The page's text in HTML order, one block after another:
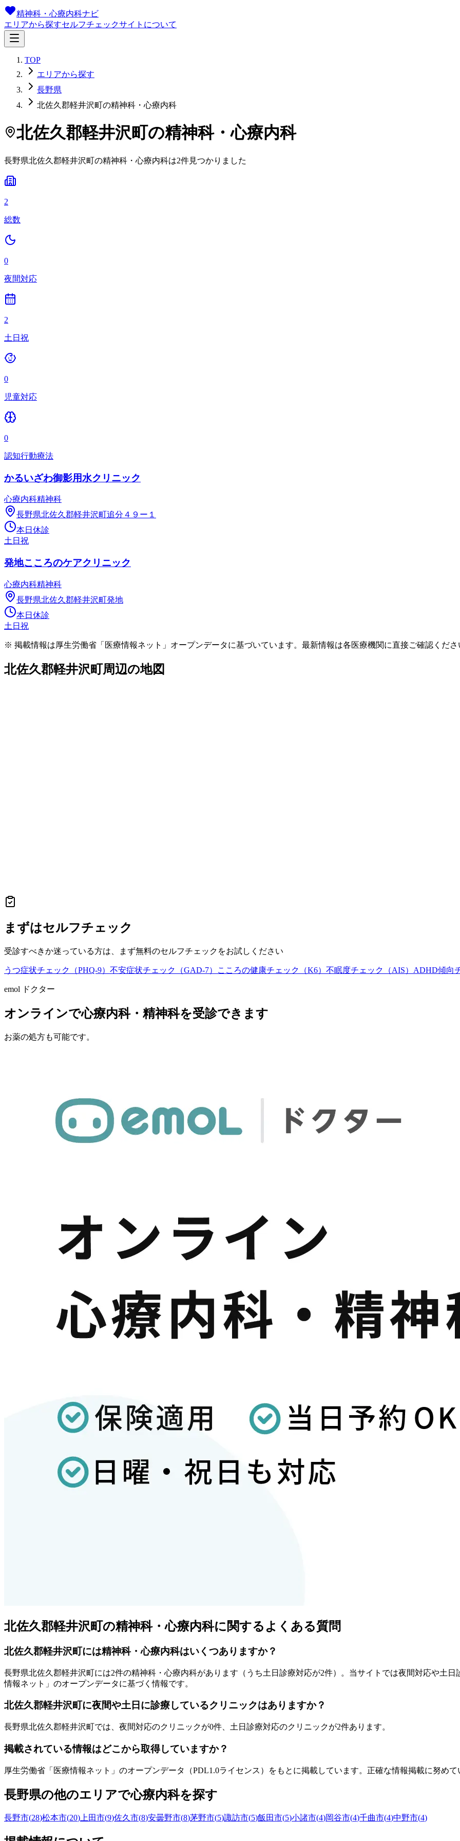
精神科・心療内科ナビ
エリアから探すセルフチェックサイトについて
TOP
エリアから探す
長野県
北佐久郡軽井沢町の精神科・心療内科
北佐久郡軽井沢町の精神科・心療内科
長野県北佐久郡軽井沢町の精神科・心療内科は2件見つかりました
2
総数
0
夜間対応
2
土日祝
0
児童対応
0
認知行動療法
かるいざわ御影用水クリニック
心療内科精神科
長野県北佐久郡軽井沢町追分４９ー１
本日休診
土日祝
発地こころのケアクリニック
心療内科精神科
長野県北佐久郡軽井沢町発地
本日休診
土日祝
※ 掲載情報は厚生労働省「医療情報ネット」オープンデータに基づいています。最新情報は各医療機関に直接ご確認くださ
北佐久郡軽井沢町周辺の地図
まずはセルフチェック
受診すべきか迷っている方は、まず無料のセルフチェックをお試しください
うつ症状チェック（PHQ-9） 不安症状チェック（GAD-7） こころの健康チェック（K6） 不眠度チェック（AIS） ADHD傾向
emol ドクター
オンラインで心療内科・精神科を受診できます
お薬の処方も可能です。
北佐久郡軽井沢町の精神科・心療内科に関するよくある質問
北佐久郡軽井沢町には精神科・心療内科はいくつありますか？
長野県北佐久郡軽井沢町には2件の精神科・心療内科があります （うち土日診療対応が2件）
。当サイトでは夜間対応や土
情報ネット」のオープンデータに基づく情報です。
北佐久郡軽井沢町に夜間や土日に診療しているクリニックはありますか？
長野県北佐久郡軽井沢町では、夜間対応のクリニックが0件、土日診療対応のクリニックが2件あります。
掲載されている情報はどこから取得していますか？
厚生労働省「医療情報ネット」のオープンデータ（PDL1.0ライセンス）をもとに掲載しています。正確な情報掲載に努め
長野県の他のエリアで心療内科を探す
長野市(28)松本市(20)上田市(9)佐久市(8)安曇野市(8)茅野市(5)諏訪市(5)飯田市(5)小諸市(4)岡谷市(4)千曲市(4)中野市(4)